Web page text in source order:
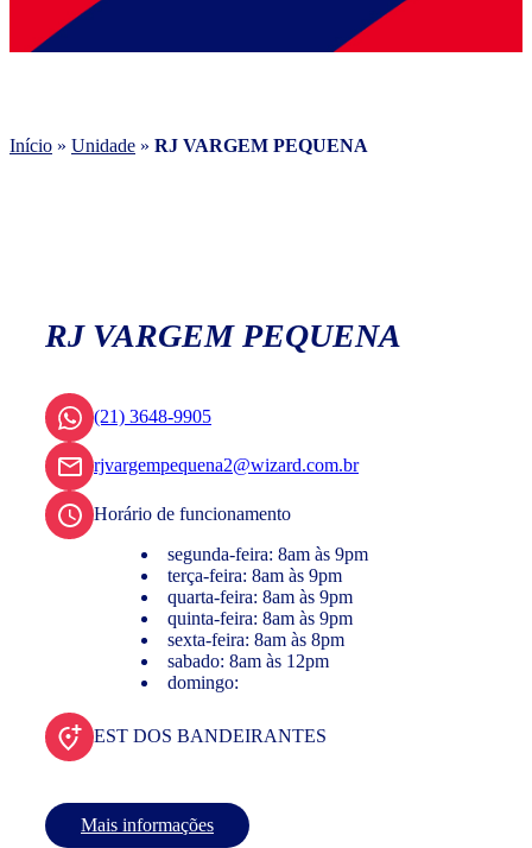
Início » Unidade » RJ VARGEM PEQUENA
RJ VARGEM PEQUENA
(21) 3648-9905
rjvargempequena2@wizard.com.br
Horário de funcionamento
segunda-feira: 8am às 9pm
terça-feira: 8am às 9pm
quarta-feira: 8am às 9pm
quinta-feira: 8am às 9pm
sexta-feira: 8am às 8pm
sabado: 8am às 12pm
domingo:
EST DOS BANDEIRANTES
Mais informações